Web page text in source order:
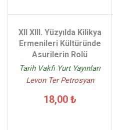
XII XIII. Yüzyılda Kilikya
Ermenileri Kültüründe
Asurilerin Rolü
Tarih Vakfı Yurt Yayınları
Levon Ter Petrosyan
18,00 ₺